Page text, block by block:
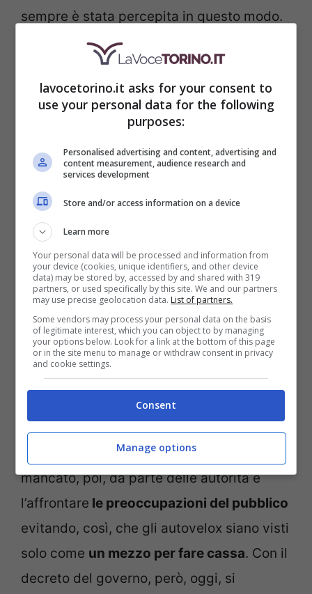
sempre è stata percepita in questo modo.
Sono mancate, forse, trasparenza e
giustizia per ottenere il sostegno degli
automobilisti.
Autovelox un decreto stabilisce dove non potranno essere
utilizzati – lavocetorino.it
Al centro delle polemiche, insomma, si
un uso corretto, con una
accurata dei dispositivi. Quello che è
mancato, poi, da parte delle autorità è
l’affrontare le preoccupazioni del pubblico
evitando, così, che gli autovelox siano visti
solo come un mezzo per fare cassa. Con il
decreto del governo, però, oggi, si
lavocetorino.it asks for your consent to
use your personal data for the following
purposes:
Personalised advertising and content, advertising and
content measurement, audience research and
services development
Store and/or access information on a device
Learn more
Your personal data will be processed and information from
your device (cookies, unique identifiers, and other device
data) may be stored by, accessed by and shared with 319
partners, or used specifically by this site. We and our partners
may use precise geolocation data. List of partners.
Some vendors may process your personal data on the basis
of legitimate interest, which you can object to by managing
your options below. Look for a link at the bottom of this page
or in the site menu to manage or withdraw consent in privacy
and cookie settings.
Consent
Manage options